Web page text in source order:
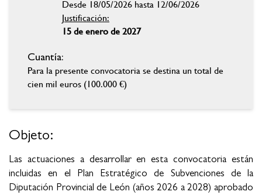
Desde 18/05/2026 hasta 12/06/2026
Justificación:
15 de enero de 2027
Cuantía:
Para la presente convocatoria se destina un total de
cien mil euros (100.000 €)
Objeto:
Las actuaciones a desarrollar en esta convocatoria están
incluidas en el Plan Estratégico de Subvenciones de la
Diputación Provincial de León (años 2026 a 2028) aprobado